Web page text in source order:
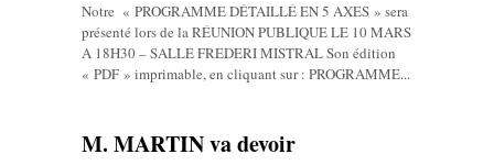
Notre « PROGRAMME DÉTAILLÉ EN 5 AXES » sera
présenté lors de la RÉUNION PUBLIQUE LE 10 MARS
A 18H30 – SALLE FREDERI MISTRAL Son édition
« PDF » imprimable, en cliquant sur : PROGRAMME...
M. MARTIN va devoir